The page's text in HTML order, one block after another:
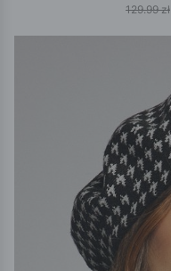
129.99 zł